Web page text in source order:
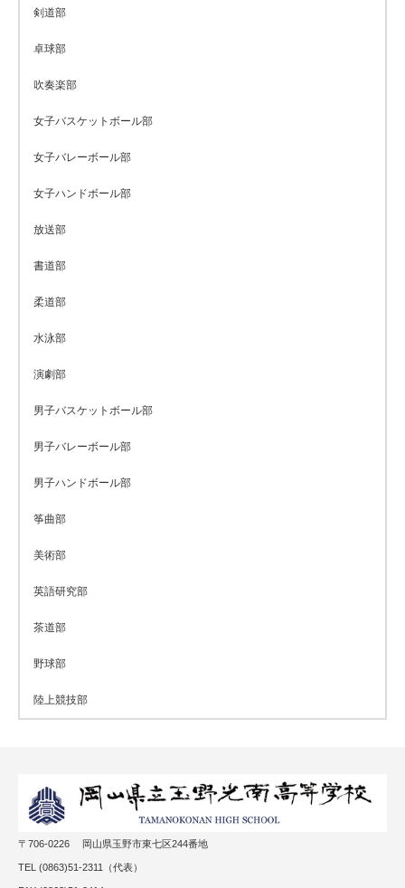
剣道部
卓球部
吹奏楽部
女子バスケットボール部
女子バレーボール部
女子ハンドボール部
放送部
書道部
柔道部
水泳部
演劇部
男子バスケットボール部
男子バレーボール部
男子ハンドボール部
筝曲部
美術部
英語研究部
茶道部
野球部
陸上競技部
〒706-0226 岡山県玉野市東七区244番地
TEL (0863)51-2311（代表）